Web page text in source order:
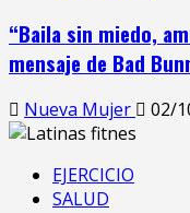
“Baila sin miedo,
mensaje de Bad
Nueva Mujer 02/
EJERCICIO
SALUD